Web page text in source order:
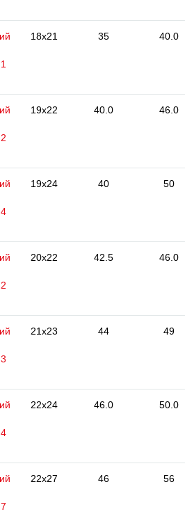
18x21 35 40.0
19x22 40.0 46.0
19x24 40 50
20x22 42.5 46.0
21x23 44 49
22x24 46.0 50.0
22x27 46 56